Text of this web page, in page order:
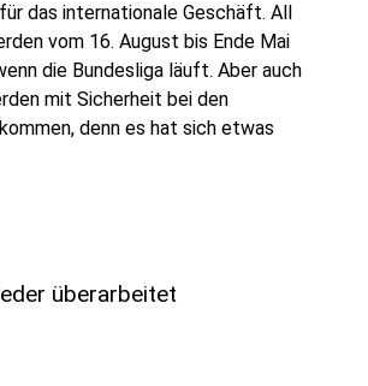
das internationale Geschäft. All
vom 16. August bis Ende Mai
die Bundesliga läuft. Aber auch
mit Sicherheit bei den
denn es hat sich etwas
überarbeitet